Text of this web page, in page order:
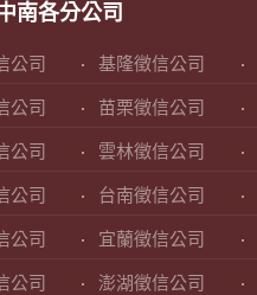
南各分公司
公司 基隆徵信公司
公司 苗栗徵信公司
公司 雲林徵信公司
公司 台南徵信公司
公司 宜蘭徵信公司
公司 澎湖徵信公司